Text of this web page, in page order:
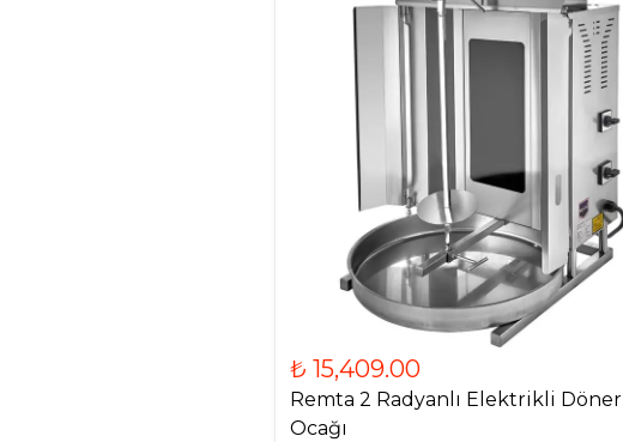
₺ 15,409.00
Remta 2 Radyanlı Elektrikli Döner
Ocağı